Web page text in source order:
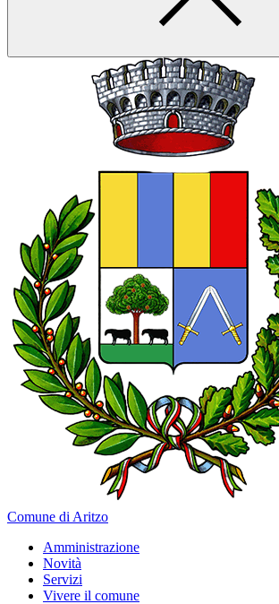
Comune di Aritzo
Amministrazione
Novità
Servizi
Vivere il comune